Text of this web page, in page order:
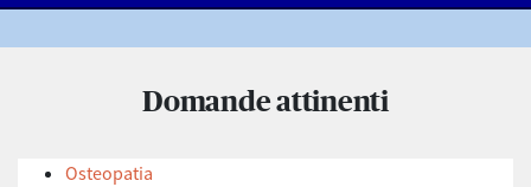
Domande attinenti
Osteopatia